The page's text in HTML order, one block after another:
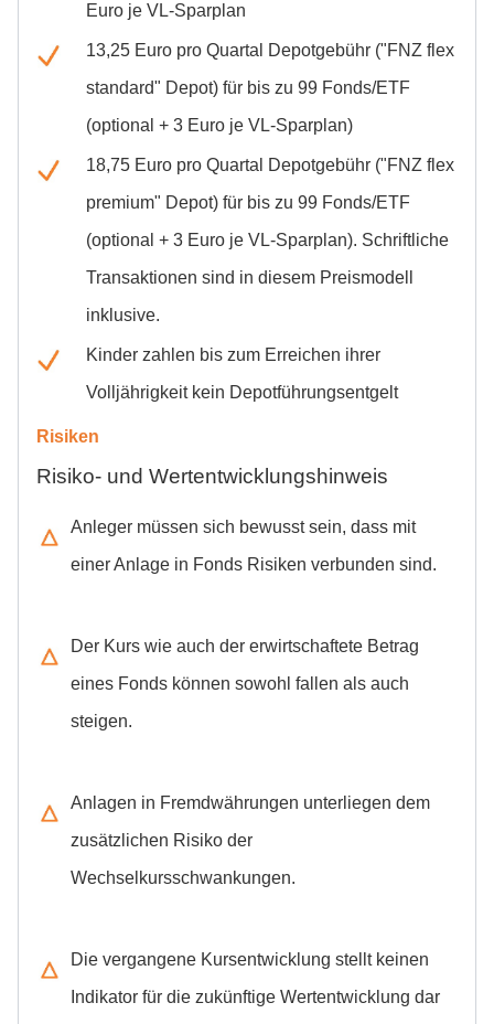
Euro je VL-Sparplan
13,25 Euro pro Quartal Depotgebühr ("FNZ flex
standard" Depot) für bis zu 99 Fonds/ETF
(optional + 3 Euro je VL-Sparplan)
18,75 Euro pro Quartal Depotgebühr ("FNZ flex
premium" Depot) für bis zu 99 Fonds/ETF
(optional + 3 Euro je VL-Sparplan). Schriftliche
Transaktionen sind in diesem Preismodell
inklusive.
Kinder zahlen bis zum Erreichen ihrer
Volljährigkeit kein Depotführungsentgelt
Risiken
Risiko- und Wertentwicklungshinweis
Anleger müssen sich bewusst sein, dass mit
einer Anlage in Fonds Risiken verbunden sind.
Der Kurs wie auch der erwirtschaftete Betrag
eines Fonds können sowohl fallen als auch
steigen.
Anlagen in Fremdwährungen unterliegen dem
zusätzlichen Risiko der
Wechselkursschwankungen.
Die vergangene Kursentwicklung stellt keinen
Indikator für die zukünftige Wertentwicklung dar